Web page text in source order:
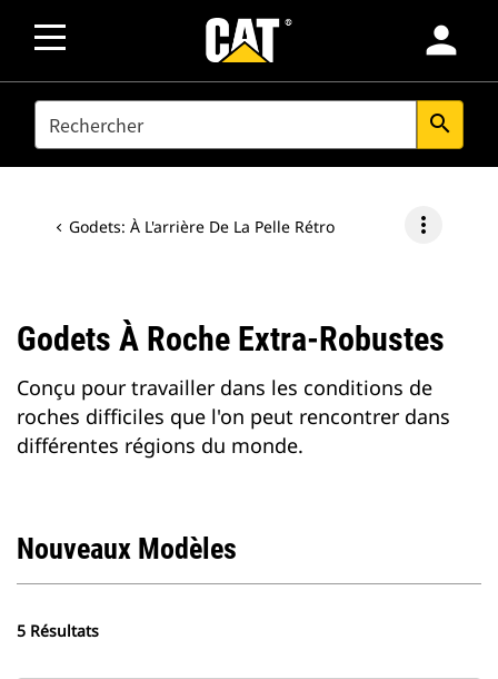
person
SEARCH search
Godets: À L'arrière De La Pelle Rétro more_vert
Godets À Roche Extra-Robustes
Conçu pour travailler dans les conditions de
roches difficiles que l'on peut rencontrer dans
différentes régions du monde.
Nouveaux Modèles
5 Résultats